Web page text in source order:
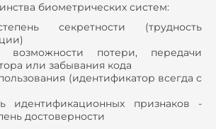
биометрических систем:
секретности (трудность
возможности потери, передачи
или забывания кода
(идентификатор всегда с
идентификационных признаков -
достоверности